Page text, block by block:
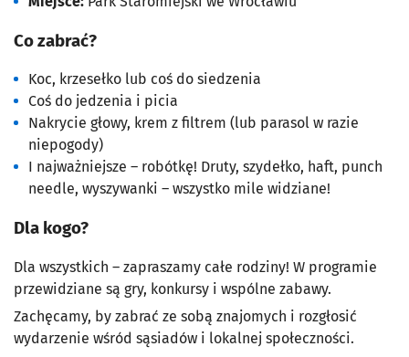
Co zabrać?
Koc, krzesełko lub coś do siedzenia
Coś do jedzenia i picia
Nakrycie głowy, krem z filtrem (lub parasol w razie
niepogody)
I najważniejsze – robótkę! Druty, szydełko, haft, punch
needle, wyszywanki – wszystko mile widziane!
Dla kogo?
Dla wszystkich – zapraszamy całe rodziny! W programie
przewidziane są gry, konkursy i wspólne zabawy.
Zachęcamy, by zabrać ze sobą znajomych i rozgłosić
wydarzenie wśród sąsiadów i lokalnej społeczności.